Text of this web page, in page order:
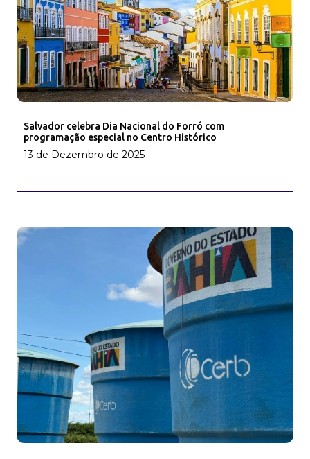
Salvador celebra Dia Nacional do Forró com
programação especial no Centro Histórico
13 de Dezembro de 2025